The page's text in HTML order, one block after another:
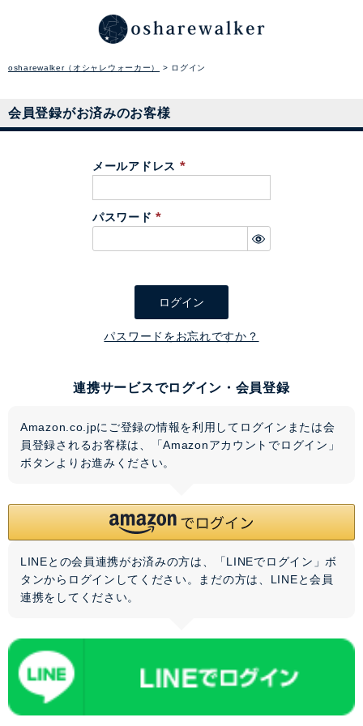
osharewalker（オシャレウォーカー） ログイン
会員登録がお済みのお客様
メールアドレス
必
パスワード
必
ログイン
パスワードをお忘れですか？
連携サービスでログイン・会員登録
Amazon.co.jpにご登録の情報を利用してログインまたは会
員登録されるお客様は、「Amazonアカウントでログイン」
ボタンよりお進みください。
LINEとの会員連携がお済みの方は、「LINEでログイン」ボ
タンからログインしてください。まだの方は、 LINEと会員
連携をしてください。